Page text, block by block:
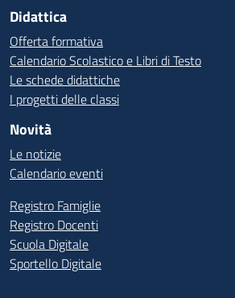
Didattica
Offerta formativa
Calendario Scolastico e Libri di Testo
Le schede didattiche
I progetti delle classi
Novità
Le notizie
Calendario eventi
Registro Famiglie
Registro Docenti
Scuola Digitale
Sportello Digitale